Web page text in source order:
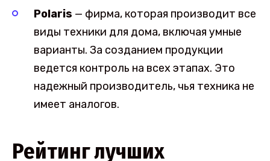
Polaris — фирма, которая производит все
виды техники для дома, включая умные
варианты. За созданием продукции
ведется контроль на всех этапах. Это
надежный производитель, чья техника не
имеет аналогов.
Рейтинг лучших